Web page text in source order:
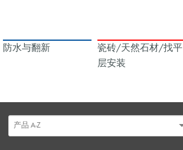
防水与翻新
瓷砖/天然石材/找平
层安装